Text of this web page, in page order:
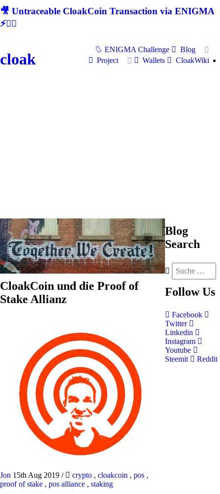
🎥 Untraceable CloakCoin Transaction via ENIGMA
⚡🕵‍♂
cloak
ENIGMA Challenge
Blog
Project
Wallets CloakWiki
CloakCoin und die Proof of
Stake Allianz
Jon 15th Aug 2019 / crypto , cloakcoin , pos ,
proof of stake , pos alliance , staking
Blog
Search
Follow Us
Facebook
Twitter
Linkedin
Instagram
Youtube
Steemit
Reddit